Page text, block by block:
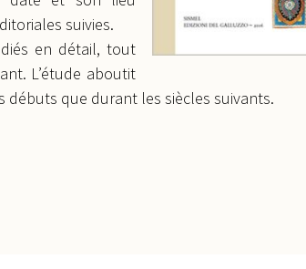
suivies.
en détail, tout
L’étude aboutit
débuts que durant les siècles suivants.